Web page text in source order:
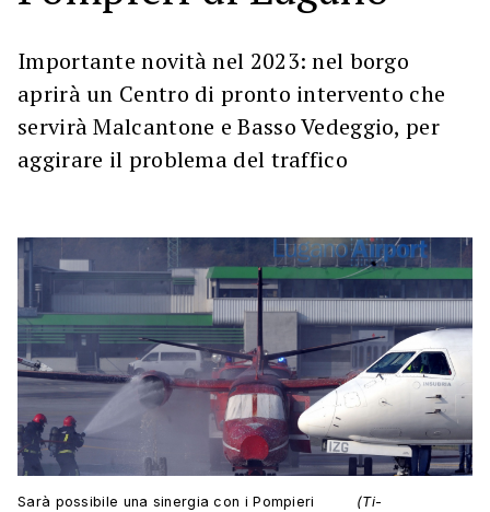
Importante novità nel 2023: nel borgo
aprirà un Centro di pronto intervento che
servirà Malcantone e Basso Vedeggio, per
aggirare il problema del traffico
Sarà possibile una sinergia con i Pompieri (Ti-